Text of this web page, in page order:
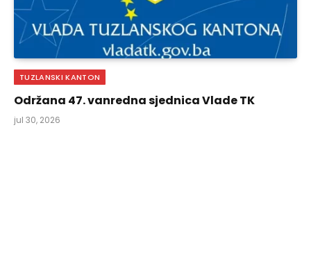
TUZLANSKI KANTON
Održana 47. vanredna sjednica Vlade TK
jul 30, 2026